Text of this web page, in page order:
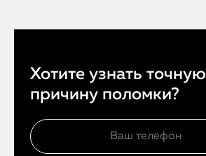
Хотите узнать точную
причину поломки?